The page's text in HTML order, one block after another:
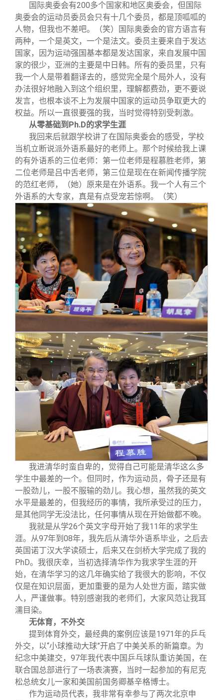
国际奥委会有200多个国家和地区奥委会，但国际
奥委会的运动员委员会只有十几个委员，都是顶呱呱的
人物，但我也不差吧。（笑）国际奥委会的官方语言有
两种，一个是英文，一个是法文。委员主要来自于发达
国家，因为运动强国基本都是发达国家，来自发展中国
家的很少，亚洲的主要是中日韩。所有的委员里，只有
我一个人是带着翻译去的，感觉完全是个局外人，没有
办法很好地融入到这个组织里，理解都费劲，更不要说
发言，也根本谈不上为发展中国家的运动员争取更大的
权益。所以一直很要强的我，当时觉得特别受刺激。
从零基础到Ph.D的求学生涯
我回来后就跟学校讲了在国际奥委会的感受，学校
当机立断说派外语系最好的老师上。那个时候给我上课
的有外语系的三位老师：第一位老师是程慕胜老师，第
二位老师是吕中舌老师，第三位是现在在新闻传播学院
的范红老师，（她）原来是在外语系。我一个人有三个
外语系的大专家，真是有点受宠若惊啊。（笑）
我进清华时蛮自卑的，觉得自己可能是清华这么多
学生中最差的一个。但同时，作为运动员，骨子还是有
一股劲儿，一股不服输的劲儿。我心想，虽然我的英文
水平是最差的，但我经历的事情，我所承受过的压力，
是其他同学无没法比，任何事情从现在开始做都不晚。
我就是从学26个英文字母开始了我11年的求学生
涯。从97年到08年，我先后从清华外语系毕业，之后去
英国诺丁汉大学读硕士，后来又在剑桥大学完成了我的
PhD。我很庆幸，当初选择清华作为我求学生涯的开
始，在清华学习的这几年确实给了我很大的影响，不仅
仅是在知识层面，更加重要的是为人处世方面，踏实做
人，严谨做事。特别感谢我的老师们，大家风范让我耳
濡目染。
无体育，不外交
提到体育外交，最经典的案例应该是1971年的乒乓
外交，以“小球推动大球”开启了中美关系的新篇章。为
纪念中美建交，97年我代表中国乒乓球队重访美国，在
联合国总部进行了一场表演赛，当时一起参加的有尼克
松总统女儿一家和美国前国务卿基辛格博士。
作为运动员代表，我非常有幸参与了两次北京申